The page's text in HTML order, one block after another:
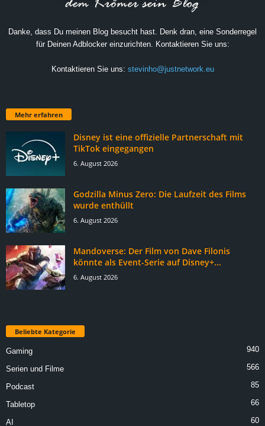
Danke, dass Du meinen Blog besucht hast. Denk dran, eine Sonderregel
für Deinen Adblocker einzurichten. Kontaktieren Sie uns:
Kontaktieren Sie uns: stevinho@justnetwork.eu
Mehr erfahren
Disney ist eine offizielle Partnerschaft mit
TikTok eingegangen
6. August 2026
Godzilla Minus Zero: Die Laufzeit des Films
wurde enthüllt
6. August 2026
Mandoverse: Der Film von Dave Filonis
könnte als Event-Serie auf Disney+...
6. August 2026
Beliebte Kategorie
Gaming 940
Serien und Filme 566
Podcast 85
Tabletop 66
AI 60